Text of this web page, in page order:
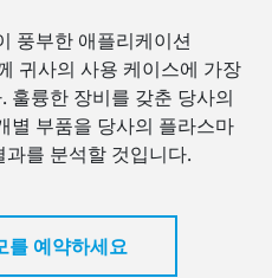
풍부한 애플리케이션
귀사의 사용 케이스에 가장
훌륭한 장비를 갖춘 당사의
별 부품을 당사의 플라스마
를 분석할 것입니다.
를 예약하세요